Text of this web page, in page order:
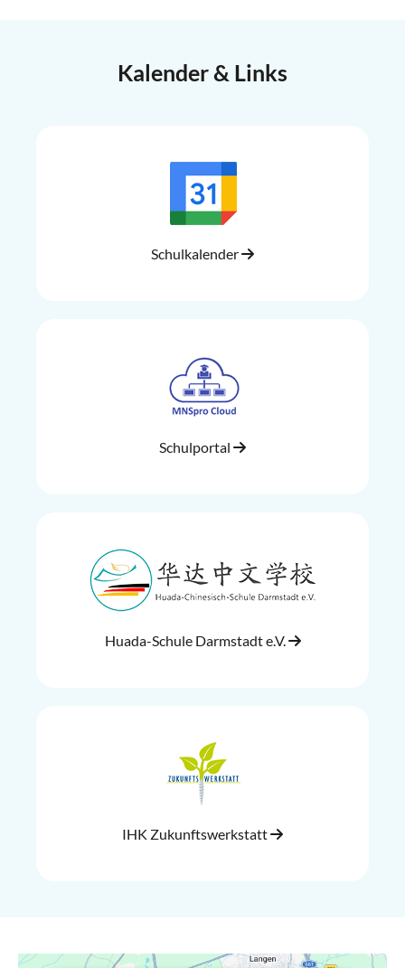
Kalender & Links
Schulkalender
Schulportal
Huada-Schule Darmstadt e.V.
IHK Zukunftswerkstatt